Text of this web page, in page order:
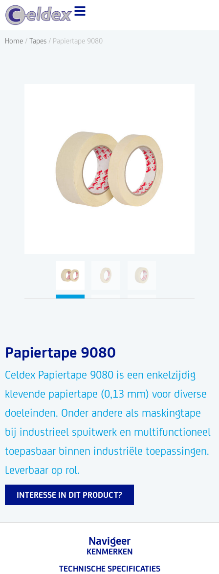
naar
inhoud
Home / Tapes / Papiertape 9080
Papiertape 9080
Celdex Papiertape 9080 is een enkelzijdig
klevende papiertape (0,13 mm) voor diverse
doeleinden. Onder andere als maskingtape
bij industrieel spuitwerk en multifunctioneel
toepasbaar binnen industriële toepassingen.
Leverbaar op rol.
INTERESSE IN DIT PRODUCT?
Navigeer
KENMERKEN
TECHNISCHE SPECIFICATIES